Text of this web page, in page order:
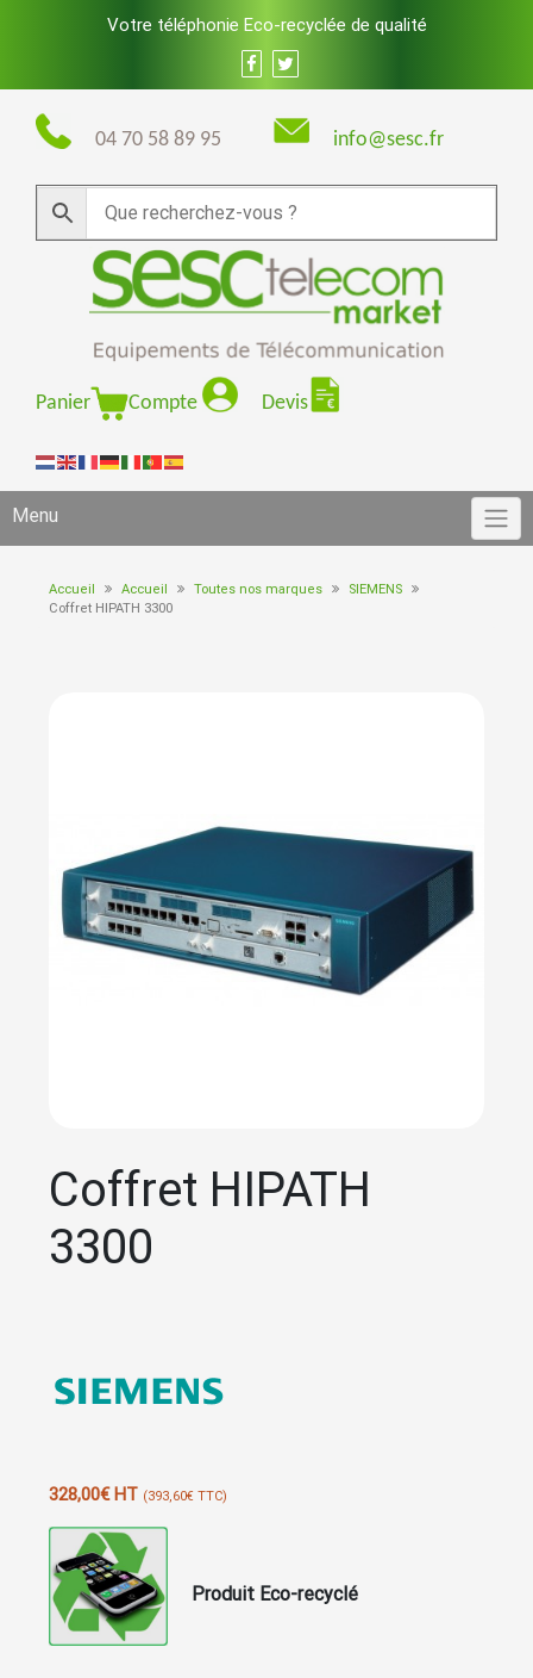
Votre téléphonie Eco-recyclée de qualité
04 70 58 89 95 info@sesc.fr
Panier Compte Devis
Menu
Accueil Accueil Toutes nos marques
SIEMENS
Coffret HIPATH 3300
Coffret HIPATH
3300
328,00€HT (393,60€ TTC)
Produit Eco-recyclé